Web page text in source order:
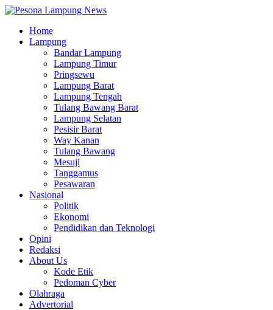
Home
Lampung
Bandar Lampung
Lampung Timur
Pringsewu
Lampung Barat
Lampung Tengah
Tulang Bawang Barat
Lampung Selatan
Pesisir Barat
Way Kanan
Tulang Bawang
Mesuji
Tanggamus
Pesawaran
Nasional
Politik
Ekonomi
Pendidikan dan Teknologi
Opini
Redaksi
About Us
Kode Etik
Pedoman Cyber
Olahraga
Advertorial